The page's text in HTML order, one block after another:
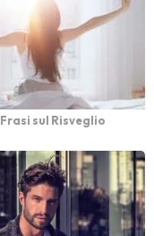
Frasi sul Risveglio